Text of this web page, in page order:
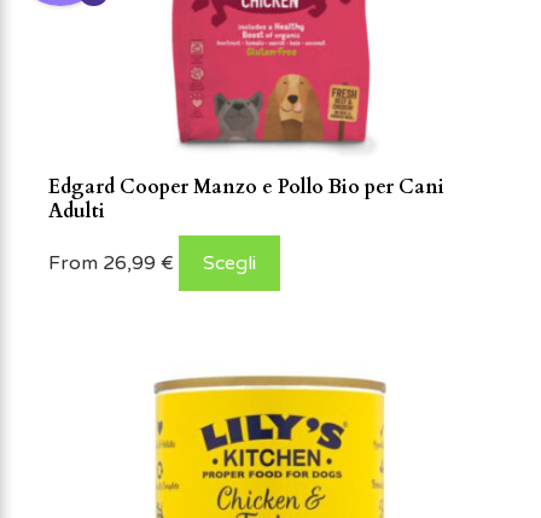
Edgard Cooper Manzo e Pollo Bio per Cani
Adulti
From 26,99 € Scegli